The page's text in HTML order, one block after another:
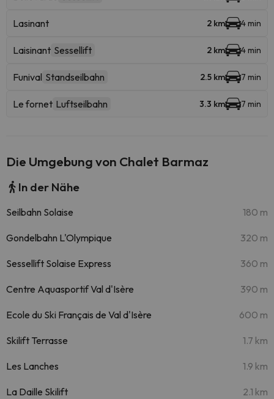
Lasinant 2 km 4 min
Laisinant Sessellift 2 km 4 min
Funival Standseilbahn 2.5 km 7 min
Le fornet Luftseilbahn 3.3 km 7 min
Die Umgebung von Chalet Barmaz
In der Nähe
Seilbahn Solaise 180 m
Gondelbahn L'Olympique 320 m
Sessellift Solaise Express 360 m
Centre Aquasportif Val d'Isère 390 m
Ecole du Ski Français de Val d'Isère 600 m
Skilift Terrasse 1.7 km
Les Lanches 1.9 km
La Daille Skilift 2.1 km